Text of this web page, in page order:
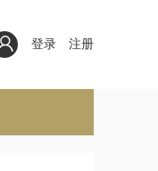
登录 注册